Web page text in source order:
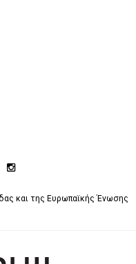
και της Ευρωπαϊκής Ένωσης